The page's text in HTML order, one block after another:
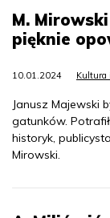
M.
pięknie
10.01.2024 Kultura
Janusz Majewski
gatunków.
historyk,
Mirowski.